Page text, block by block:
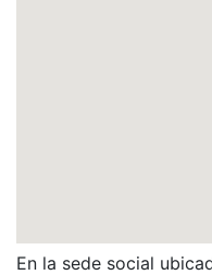
En la sede social